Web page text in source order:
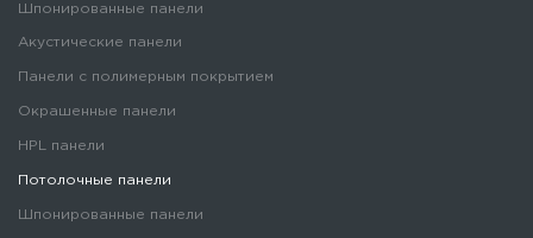
Шпонированные панели
Акустические панели
Панели с полимерным покрытием
Окрашенные панели
HPL панели
Потолочные панели
Шпонированные панели